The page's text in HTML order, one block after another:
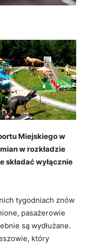
Miejskiego w
w rozkładzie
składać wyłącznie
tygodniach znów
pasażerowie
są wydłużane.
który